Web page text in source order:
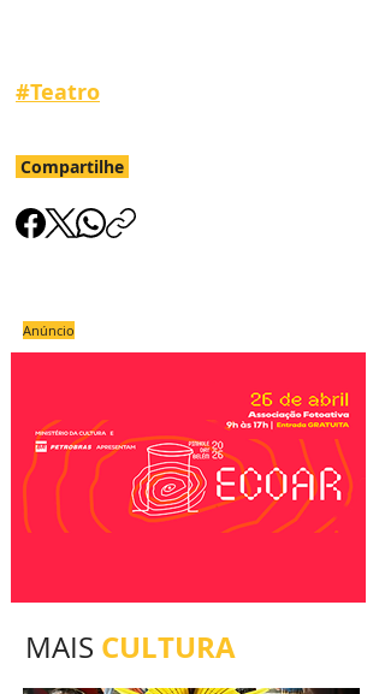
#Teatro
Compartilhe
Anúncio
MAIS CULTURA